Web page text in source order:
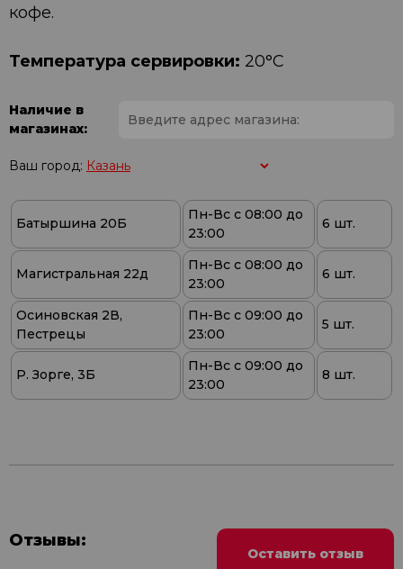
кофе.
Температура сервировки: 20°C
Наличие в
магазинах:
Ваш город:
Батыршина 20Б
Пн-Вс с 08:00 до
23:00
6 шт.
Магистральная 22д
Пн-Вс с 08:00 до
23:00
6 шт.
Осиновская 2В,
Пестрецы
Пн-Вс с 09:00 до
23:00
5 шт.
Р. Зорге, 3Б
Пн-Вс с 09:00 до
23:00
8 шт.
Отзывы:
Оставить отзыв